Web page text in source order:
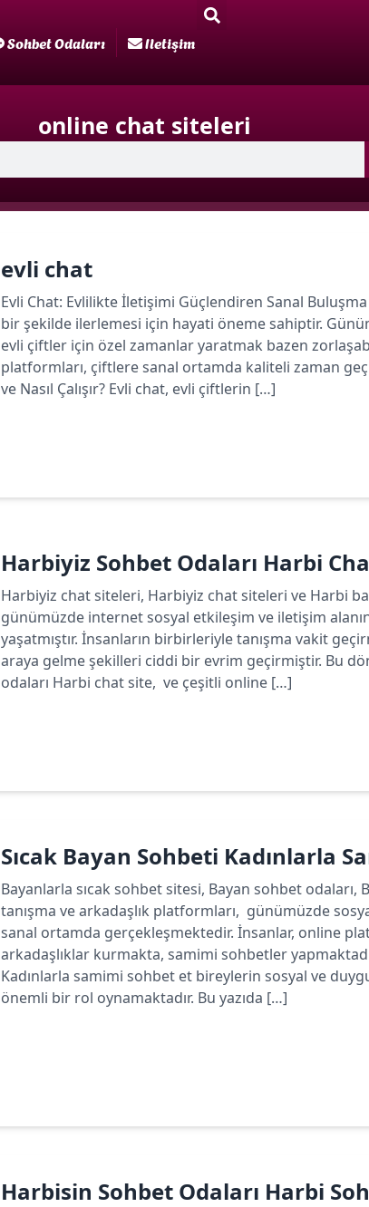
Sohbet Odaları Iletişim
online chat siteleri
evli chat
Evli Chat: Evlilikte İletişimi Güçlendiren Sanal
bir şekilde ilerlemesi için hayati öneme sahiptir.
evli çiftler için özel zamanlar yaratmak bazen
platformları, çiftlere sanal ortamda kaliteli zaman
ve Nasıl Çalışır? Evli chat, evli çiftlerin […]
Harbiyiz Sohbet Odaları Harbi
Harbiyiz chat siteleri, Harbiyiz chat siteleri ve Harbi
günümüzde internet sosyal etkileşim ve iletişim
yaşatmıştır. İnsanların birbirleriyle tanışma vakit
araya gelme şekilleri ciddi bir evrim geçirmiştir. Bu
odaları Harbi chat site, ve çeşitli online […]
Sıcak Bayan Sohbeti Kadınlarla
Bayanlarla sıcak sohbet sitesi, Bayan sohbet
tanışma ve arkadaşlık platformları, günümüzde
sanal ortamda gerçekleşmektedir. İnsanlar, online
arkadaşlıklar kurmakta, samimi sohbetler
Kadınlarla samimi sohbet et bireylerin sosyal ve
önemli bir rol oynamaktadır. Bu yazıda […]
Harbisin Sohbet Odaları Harbi